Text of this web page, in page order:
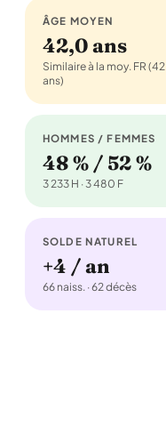
ÂGE MOYEN
42,0 ans
Similaire à la moy. FR (42
ans)
HOMMES / FEMMES
48 % / 52 %
3 233 H · 3 480 F
SOLDE NATUREL
+4 / an
66 naiss. · 62 décès